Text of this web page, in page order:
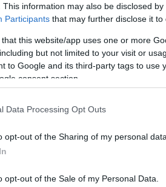
This information may also be disclosed
Participants that may further disclose it to
that this website/app uses one or more
but not limited to your visit or
to Google and its third-party tags to use
consent section.
Data Processing Opt Outs
opt-out of the Sharing of my personal data.
opt-out of the Sale of my Personal Data.